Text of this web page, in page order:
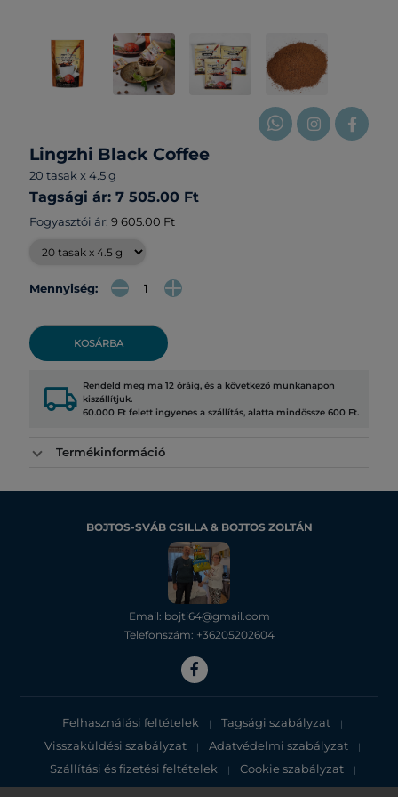
Lingzhi Black Coffee
20 tasak x 4.5 g
Tagsági ár: 7 505.00 Ft
Fogyasztói ár: 9 605.00 Ft
Mennyiség:
KOSÁRBA
local_shipping Rendeld meg ma 12 óráig, és a következő munkanapon
kiszállítjuk.
60.000 Ft felett ingyenes a szállítás, alatta mindössze 600 Ft.
Termékinformáció
BOJTOS-SVÁB CSILLA & BOJTOS ZOLTÁN
Email: bojti64@gmail.com
Telefonszám: +36205202604
Felhasználási feltételek | Tagsági szabályzat |
Visszaküldési szabályzat | Adatvédelmi szabályzat |
Szállítási és fizetési feltételek | Cookie szabályzat |
Adatvédelmi tájékoztató